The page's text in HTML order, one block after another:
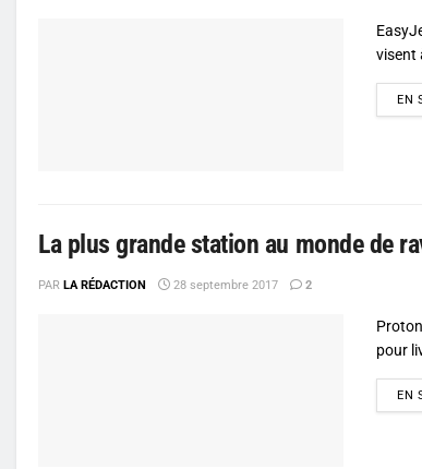
visent
EN
La plus grande station au monde de
PAR LA RÉDACTION 28 septembre 2017 2
pour
EN